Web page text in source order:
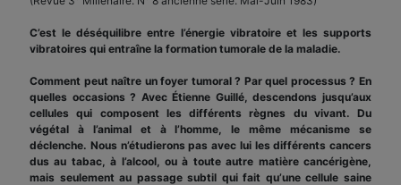
C’est le déséquilibre entre l’énergie vibratoire et les supports
vibratoires qui entraîne la formation tumorale de la maladie.
Comment peut naître un foyer tumoral ? Par quel processus ? En
quelles occasions ? Avec Étienne Guillé, descendons jusqu’aux
cellules qui composent les différents règnes du vivant. Du
végétal à l’animal et à l’homme, le même mécanisme se
déclenche. Nous n’étudierons pas avec lui les différents cancers
dus au tabac, à l’alcool, ou à toute autre matière cancérigène,
mais seulement au passage subtil qui fait qu’une cellule saine